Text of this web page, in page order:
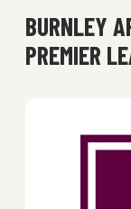
BURNLEY
PREMIER